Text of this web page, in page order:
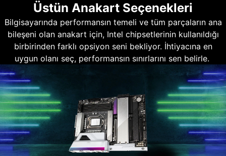
Üstün Anakart Seçenekleri
Bilgisayarında performansın temeli ve tüm parçaların ana
bileşeni olan anakart için, Intel chipsetlerinin kullanıldığı
birbirinden farklı opsiyon seni bekliyor. İhtiyacına en
uygun olanı seç, performansın sınırlarını sen belirle.